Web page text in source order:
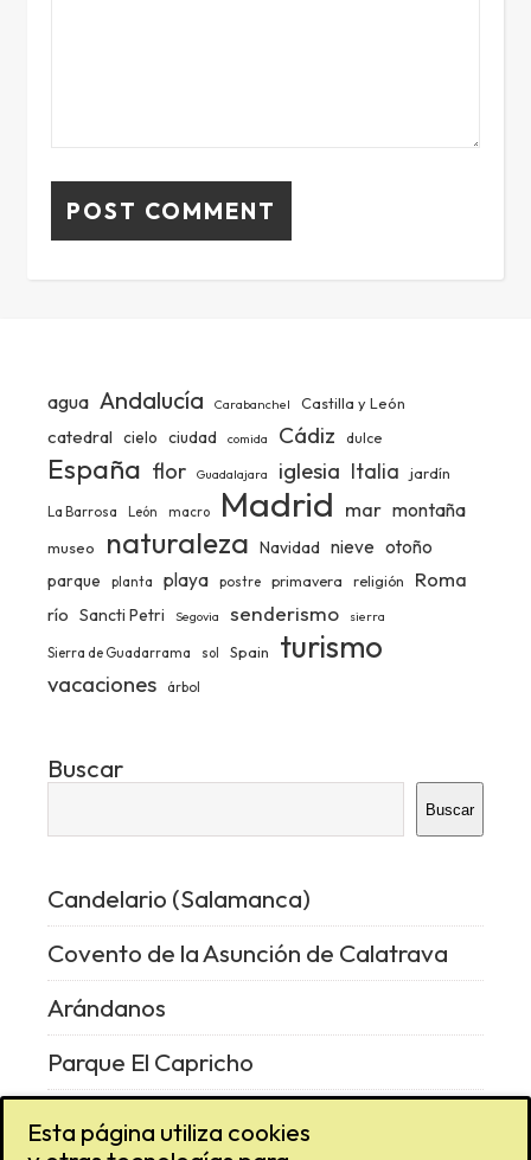
agua Andalucía Carabanchel Castilla y León
catedral cielo ciudad comida Cádiz dulce
España flor Guadalajara iglesia Italia jardín
La Barrosa León macro Madrid mar montaña
museo naturaleza Navidad nieve otoño
parque planta playa postre primavera religión Roma
río Sancti Petri Segovia senderismo sierra
Sierra de Guadarrama sol Spain turismo
vacaciones árbol
Buscar
Buscar
Candelario (Salamanca)
Covento de la Asunción de Calatrava
Arándanos
Parque El Capricho
Vencejo
Esta página utiliza cookies